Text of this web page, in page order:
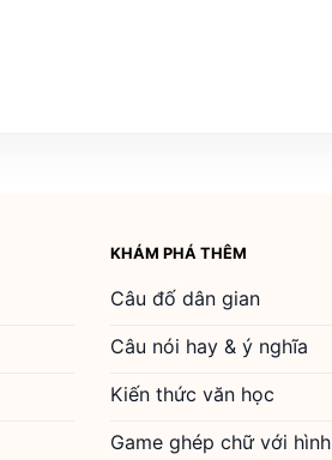
KHÁM PHÁ THÊM
Câu đố dân gian
Câu nói hay & ý nghĩa
Kiến thức văn học
Game ghép chữ với hình